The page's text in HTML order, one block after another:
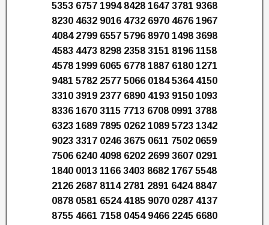
5353 6757 1994 8428 1647 3781 9368
8230 4632 9016 4732 6970 4676 1967
4084 2799 6557 5796 8970 1498 3698
4583 4473 8298 2358 3151 8196 1158
4578 1999 6065 6778 1887 6180 1271
9481 5782 2577 5066 0184 5364 4150
3310 3919 2377 6890 4193 9150 1093
8336 1670 3115 7713 6708 0991 3788
6323 1689 7895 0262 1089 5723 1342
9023 3317 0246 3675 0611 7502 0659
7506 6240 4098 6202 2699 3607 0291
1840 0013 1166 3403 8682 1767 5548
2126 2687 8114 2781 2891 6424 8847
0878 0581 6524 4185 9070 0287 4137
8755 4661 7158 0454 9466 2245 6680